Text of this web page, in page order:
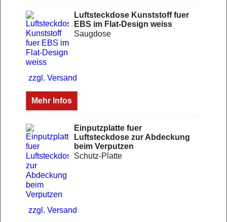
Luftsteckdose Kunststoff fuer
EBS im Flat-Design weiss
Saugdose
zzgl. Versand
Mehr Infos
Einputzplatte fuer
Luftsteckdose zur Abdeckung
beim Verputzen
Schutz-Platte
zzgl. Versand